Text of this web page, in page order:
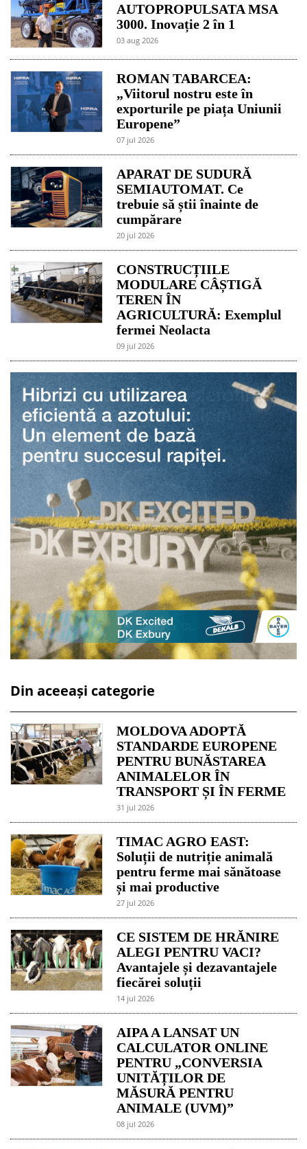
AUTOPROPULSATA MSA
3000. Inovație 2 în 1
03 aug 2026
ROMAN TABARCEA:
„Viitorul nostru este în
exporturile pe piața Uniunii
Europene”
07 jul 2026
APARAT DE SUDURĂ
SEMIAUTOMAT. Ce
trebuie să știi înainte de
cumpărare
20 jul 2026
CONSTRUCȚIILE
MODULARE CÂȘTIGĂ
TEREN ÎN
AGRICULTURĂ: Exemplul
fermei Neolacta
09 jul 2026
Din aceeași categorie
MOLDOVA ADOPTĂ
STANDARDE EUROPENE
PENTRU BUNĂSTAREA
ANIMALELOR ÎN
TRANSPORT ȘI ÎN FERME
31 jul 2026
TIMAC AGRO EAST:
Soluții de nutriție animală
pentru ferme mai sănătoase
și mai productive
27 jul 2026
CE SISTEM DE HRĂNIRE
ALEGI PENTRU VACI?
Avantajele și dezavantajele
fiecărei soluții
14 jul 2026
AIPA A LANSAT UN
CALCULATOR ONLINE
PENTRU „CONVERSIA
UNITĂȚILOR DE
MĂSURĂ PENTRU
ANIMALE (UVM)”
08 jul 2026